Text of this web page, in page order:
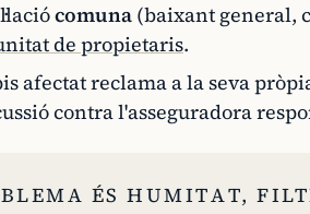
comuna (baixant general,
de propietaris.
afectat reclama a la seva
contra l'asseguradora
ÉS HUMITAT,